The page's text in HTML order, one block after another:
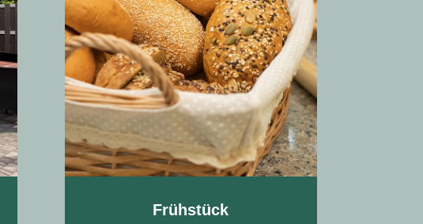
Frühstück